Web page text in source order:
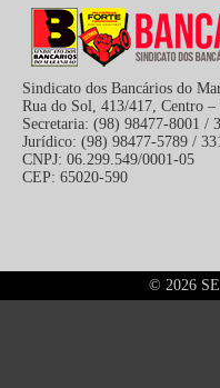
Sindicato dos Bancários do
Rua do Sol, 413/417, Centro
Secretaria: (98) 98477-8001 /
Jurídico: (98) 98477-5789 /
CNPJ: 06.299.549/0001-05
CEP: 65020-590
© 2026